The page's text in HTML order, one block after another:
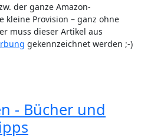
der ganze Amazon-
kleine Provision – ganz ohne
muss dieser Artikel aus
gekennzeichnet werden ;-)
- Bücher und